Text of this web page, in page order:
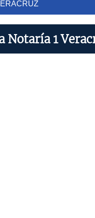
Notaría 1